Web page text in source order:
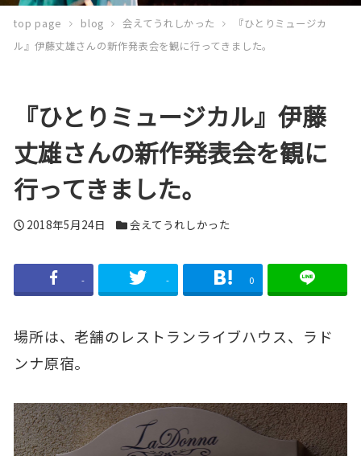
top page blog 会えてうれしかった
『ひとりミュージカ
ル』伊藤丈雄さんの新作発表会を観に行ってきました。
『ひとりミュージカル』伊藤
丈雄さんの新作発表会を観に
行ってきました。
投
2018年5月24日
カ
リ
会えてうれしかった
- - 0
場所は、老舗のレストランライブハウス、ラド
ンナ原宿。